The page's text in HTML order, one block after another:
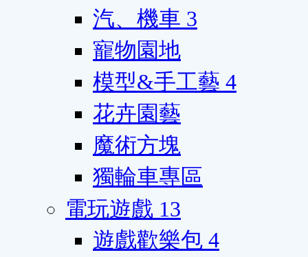
汽、機車 3
寵物園地
模型&手工藝 4
花卉園藝
魔術方塊
獨輪車專區
電玩遊戲 13
遊戲歡樂包 4